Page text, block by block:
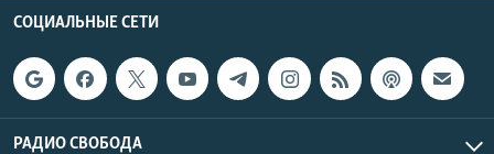
СОЦИАЛЬНЫЕ СЕТИ
РАДИО СВОБОДА